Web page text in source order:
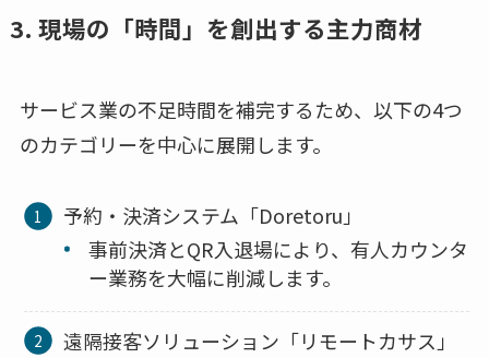
3. 現場の「時間」を創出する主力商材
サービス業の不足時間を補完するため、以下の4つ
のカテゴリーを中心に展開します。
予約・決済システム「Doretoru」
事前決済とQR入退場により、有人カウンタ
ー業務を大幅に削減します。
遠隔接客ソリューション「リモートカサス」